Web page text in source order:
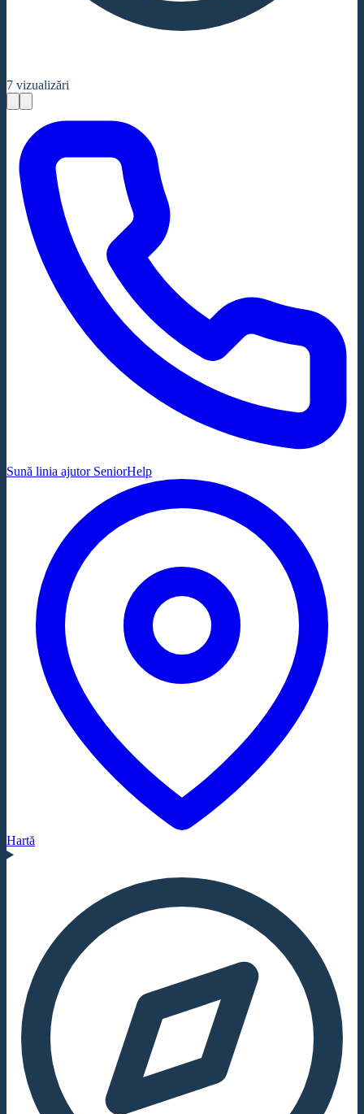
7 vizualizări
Sună linia ajutor SeniorHelp
Hartă